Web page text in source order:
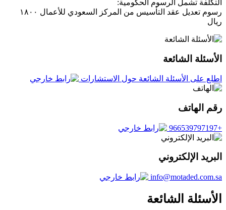
التكلفة تشمل الرسوم الحكومية:
رسوم تعديل عقد التأسيس من المركز السعودي للأعمال ١٨٠٠
ريال
الأسئلة الشائعة
اطلع على الأسئلة الشائعة حول الاستشارات
رقم الهاتف
+966539797197
البريد الإلكتروني
info@motaded.com.sa
الأسئلة الشائعة